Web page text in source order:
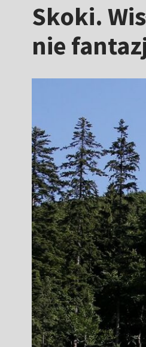
Skoki.
nie